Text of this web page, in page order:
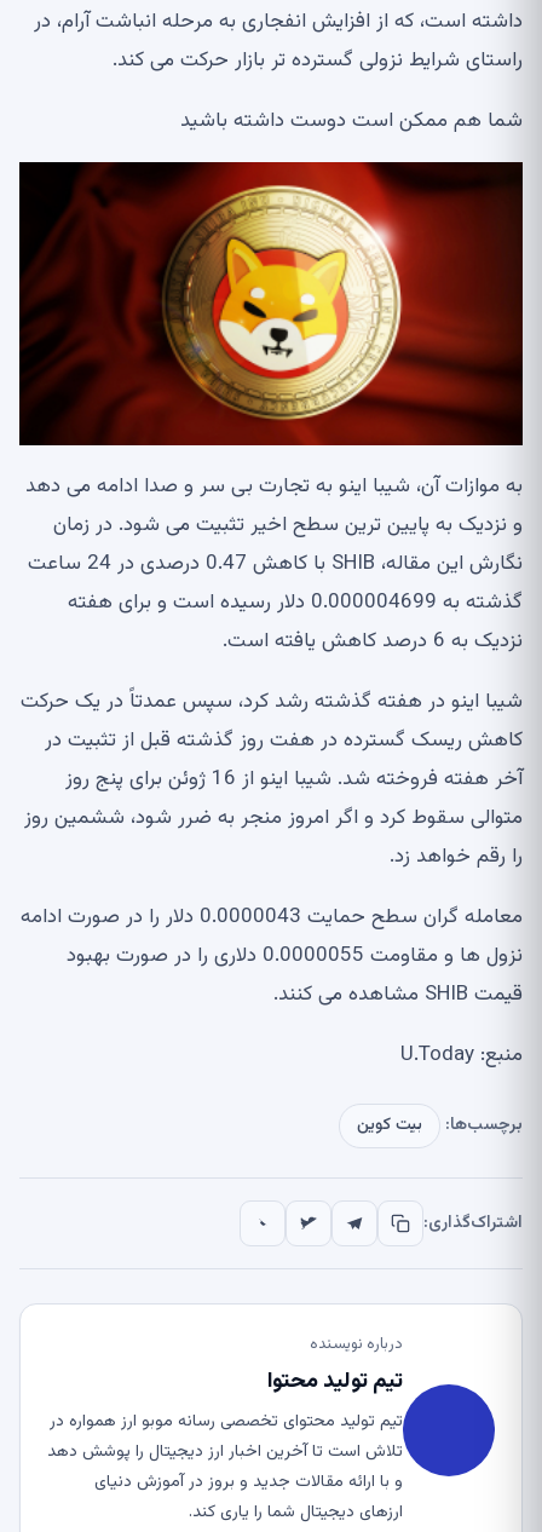
داشته است، که از افزایش انفجاری به مرحله انباشت آرام، در
راستای شرایط نزولی گسترده تر بازار حرکت می کند.
شما هم ممکن است دوست داشته باشید
به موازات آن، شیبا اینو به تجارت بی سر و صدا ادامه می دهد
و نزدیک به پایین ترین سطح اخیر تثبیت می شود. در زمان
نگارش این مقاله، SHIB با کاهش 0.47 درصدی در 24 ساعت
گذشته به 0.000004699 دلار رسیده است و برای هفته
نزدیک به 6 درصد کاهش یافته است.
شیبا اینو در هفته گذشته رشد کرد، سپس عمدتاً در یک حرکت
کاهش ریسک گسترده در هفت روز گذشته قبل از تثبیت در
آخر هفته فروخته شد. شیبا اینو از 16 ژوئن برای پنج روز
متوالی سقوط کرد و اگر امروز منجر به ضرر شود، ششمین روز
را رقم خواهد زد.
معامله گران سطح حمایت 0.0000043 دلار را در صورت ادامه
نزول ها و مقاومت 0.0000055 دلاری را در صورت بهبود
قیمت SHIB مشاهده می کنند.
منبع: U.Today
برچسب‌ها: بیت کوین
اشتراک‌گذاری:
درباره نویسنده
تیم تولید محتوا
تیم تولید محتوای تخصصی رسانه موبو ارز همواره در
تلاش است تا آخرین اخبار ارز دیجیتال را پوشش دهد
و با ارائه مقالات جدید و بروز در آموزش دنیای
ارزهای دیجیتال شما را یاری کند.